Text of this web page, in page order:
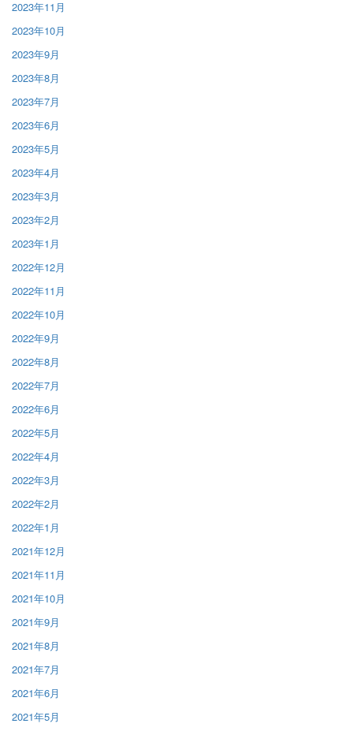
2023年11月
2023年10月
2023年9月
2023年8月
2023年7月
2023年6月
2023年5月
2023年4月
2023年3月
2023年2月
2023年1月
2022年12月
2022年11月
2022年10月
2022年9月
2022年8月
2022年7月
2022年6月
2022年5月
2022年4月
2022年3月
2022年2月
2022年1月
2021年12月
2021年11月
2021年10月
2021年9月
2021年8月
2021年7月
2021年6月
2021年5月